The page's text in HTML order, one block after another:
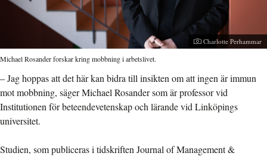
Fotograf:
Charlotte Perhammar
Michael Rosander forskar kring mobbning i arbetslivet.
– Jag hoppas att det här kan bidra till insikten om att ingen är immun
mot mobbning, säger Michael Rosander som är professor vid
Institutionen för beteendevetenskap och lärande vid Linköpings
universitet.
Studien, som publiceras i tidskriften Journal of Management &